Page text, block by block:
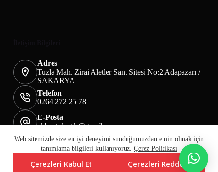
Web sitemizde size en iyi deneyimi sunduğumuzdan emin olmak için
tanımlama bilgileri kullanıyoruz. Çerez Politikası
Çerezleri Kabul Et Çerezleri Reddet
Adres
Tuzla Mah. Zirai Aletler San. Sitesi No:2 Adapazarı /
SAKARYA
Telefon
0264 272 25 78
E-Posta
akbaotolastik@gmail.com
Mesafeli Satış Sözleşmesi
Teslimat&İade
Üyelik KVKK Sayfası
Çerez Politikası